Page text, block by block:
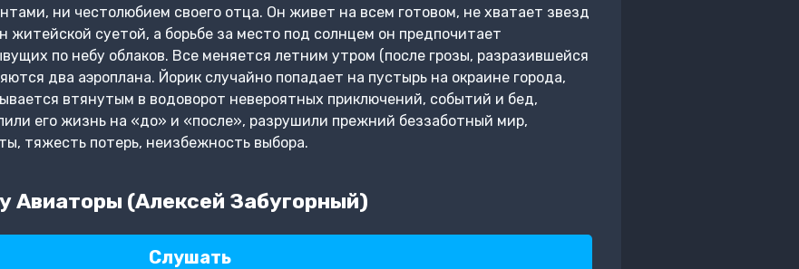
ни честолюбием своего отца. Он живет на всем готовом, не хватает звезд
житейской суетой, а борьбе за место под солнцем он предпочитает
по небу облаков. Все меняется летним утром (после грозы, разразившейся
два аэроплана. Йорик случайно попадает на пустырь на окраине города,
втянутым в водоворот невероятных приключений, событий и бед,
его жизнь на «до» и «после», разрушили прежний беззаботный мир,
тяжесть потерь, неизбежность выбора.
Авиаторы (Алексей Забугорный)
Слушать